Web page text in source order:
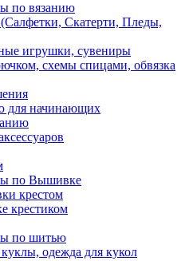
по вязанию
Скатерти, Пледы,
игрушки, сувениры
схемы спицами, обвязка
для начинающих
по Вышивке
крестом
крестиком
по шитью
одежда для кукол